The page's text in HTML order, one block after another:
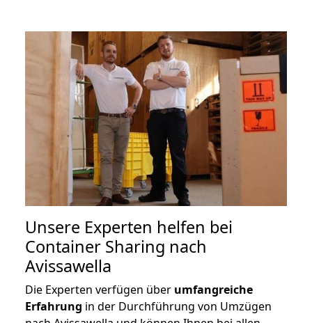
Unsere Experten helfen bei
Container Sharing nach
Avissawella
Die Experten verfügen über umfangreiche
Erfahrung in der Durchführung von Umzügen